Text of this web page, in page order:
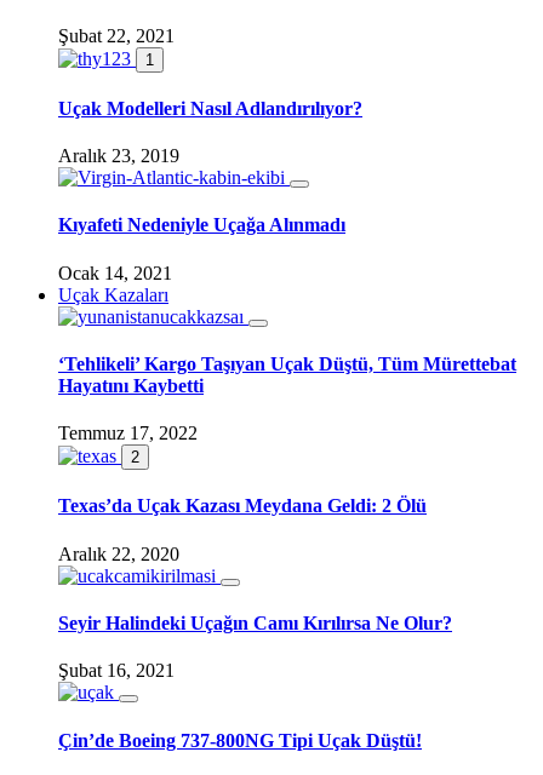
Şubat 22, 2021
1
Uçak Modelleri Nasıl Adlandırılıyor?
Aralık 23, 2019
Kıyafeti Nedeniyle Uçağa Alınmadı
Ocak 14, 2021
Uçak Kazaları
‘Tehlikeli’ Kargo Taşıyan Uçak Düştü, Tüm Mürettebat
Hayatını Kaybetti
Temmuz 17, 2022
2
Texas’da Uçak Kazası Meydana Geldi: 2 Ölü
Aralık 22, 2020
Seyir Halindeki Uçağın Camı Kırılırsa Ne Olur?
Şubat 16, 2021
Çin’de Boeing 737-800NG Tipi Uçak Düştü!